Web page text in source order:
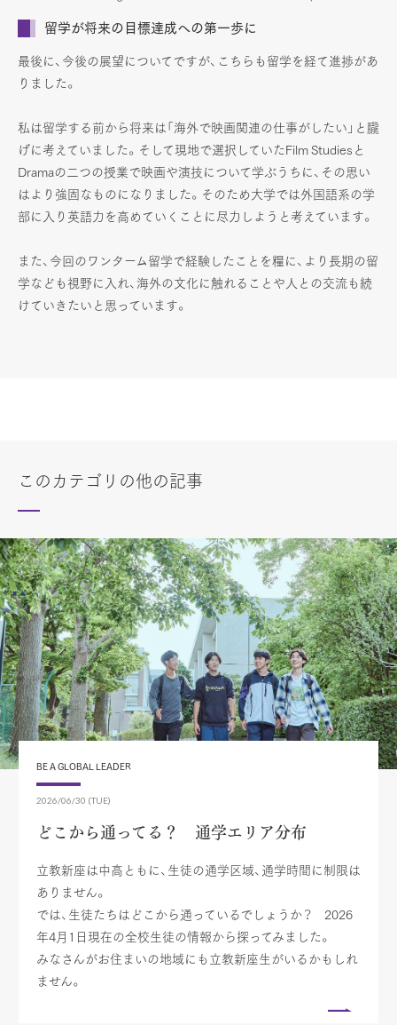
留学が将来の目標達成への第一歩に
最後に、今後の展望についてですが、こちらも留学を経て進捗があ
りました。
私は留学する前から将来は「海外で映画関連の仕事がしたい」と朧
げに考えていました。そして現地で選択していたFilm Studiesと
Dramaの二つの授業で映画や演技について学ぶうちに、その思い
はより強固なものになりました。そのため大学では外国語系の学
部に入り英語力を高めていくことに尽力しようと考えています。
また、今回のワンターム留学で経験したことを糧に、より長期の留
学なども視野に入れ、海外の文化に触れることや人との交流も続
けていきたいと思っています。
このカテゴリの他の記事
BE A GLOBAL LEADER
2026/06/30 (TUE)
どこから通ってる？ 通学エリア分布
立教新座は中高ともに、生徒の通学区域、通学時間に制限は
ありません。
では、生徒たちはどこから通っているでしょうか？ 2026
年4月1日現在の全校生徒の情報から探ってみました。
みなさんがお住まいの地域にも立教新座生がいるかもしれ
ません。